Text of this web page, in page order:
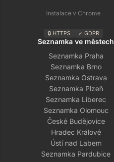
Instalace v Chrome
🔒 HTTPS ✓ GDPR
Seznamka ve městech
Seznamka Praha
Seznamka Brno
Seznamka Ostrava
Seznamka Plzeň
Seznamka Liberec
Seznamka Olomouc
České Budějovice
Hradec Králové
Ústí nad Labem
Seznamka Pardubice